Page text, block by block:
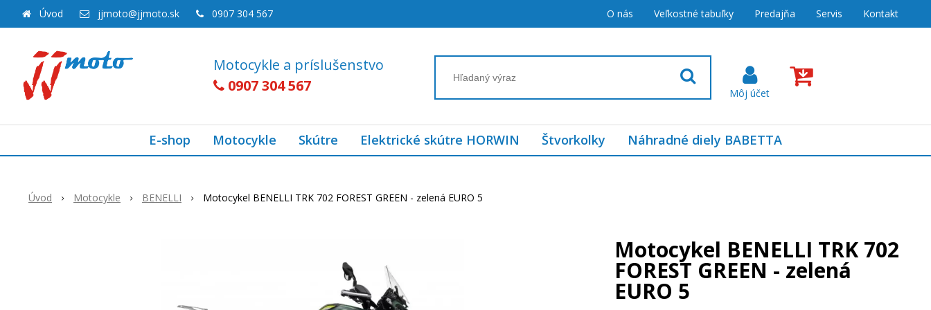
Motocykle a príslušenstvo
0907 304 567
Úvod jjmoto@jjmoto.sk 0907 304 567 O nás Veľkostné tabuľky Predajňa Servis Kontakt
E-shop Motocykle Skútre Elektrické skútre HORWIN Štvorkolky Náhradné diely BABETTA
Úvod Motocykle BENELLI Motocykel BENELLI TRK 702 FOREST GREEN - zelená EURO 5
Motocykel BENELLI TRK 702
FOREST GREEN - zelená
EURO 5